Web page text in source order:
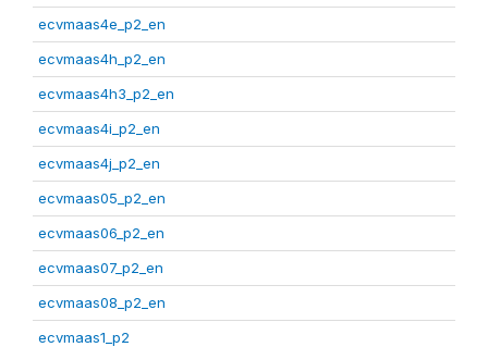
ecvmaas4e_p2_en
ecvmaas4h_p2_en
ecvmaas4h3_p2_en
ecvmaas4i_p2_en
ecvmaas4j_p2_en
ecvmaas05_p2_en
ecvmaas06_p2_en
ecvmaas07_p2_en
ecvmaas08_p2_en
ecvmaas1_p2